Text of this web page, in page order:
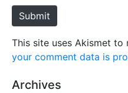
e
Submit
This site uses Akismet to
your comment data is
Archives